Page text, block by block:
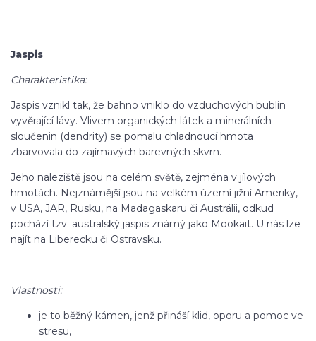
Jaspis
Charakteristika:
Jaspis vznikl tak, že bahno vniklo do vzduchových bublin
vyvěrající lávy. Vlivem organických látek a minerálních
sloučenin (dendrity) se pomalu chladnoucí hmota
zbarvovala do zajímavých barevných skvrn.
Jeho naleziště jsou na celém světě, zejména v jílových
hmotách. Nejznámější jsou na velkém území jižní Ameriky,
v USA, JAR, Rusku, na Madagaskaru či Austrálii, odkud
pochází tzv. australský jaspis známý jako Mookait. U nás lze
najít na Liberecku či Ostravsku.
Vlastnosti:
je to běžný kámen, jenž přináší klid, oporu a pomoc ve
stresu,